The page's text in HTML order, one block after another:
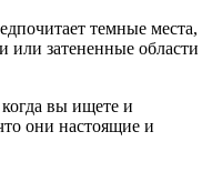
темные места,
или затененные области
вы ищете и
они настоящие и